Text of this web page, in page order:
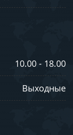
10.00 - 18.00
Выходные